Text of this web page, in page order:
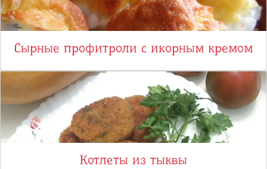
Сырные профитроли с икорным кремом
Котлеты из тыквы